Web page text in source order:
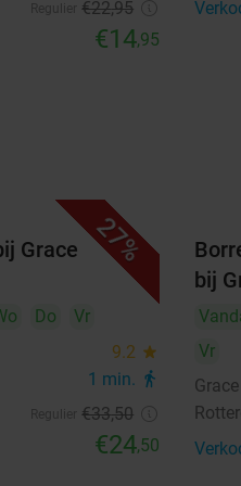
€22,95
€14,95
27%
Grace
Do
Vr
9.2 star
1 min. directions_walk
€33,50
€24,50
bij
Vr